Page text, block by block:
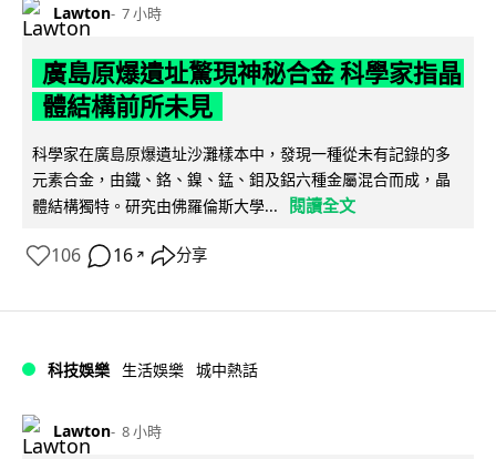
Lawton 7 小時
廣島原爆遺址驚現神秘合金 科學家指晶
體結構前所未見
科學家在廣島原爆遺址沙灘樣本中，發現一種從未有記錄的多
元素合金，由鐵、鉻、鎳、錳、鉬及鋁六種金屬混合而成，晶
體結構獨特。研究由佛羅倫斯大學...
閱讀全文
106 16 ↗ 分享
科技娛樂 生活娛樂 城中熱話
Lawton 8 小時